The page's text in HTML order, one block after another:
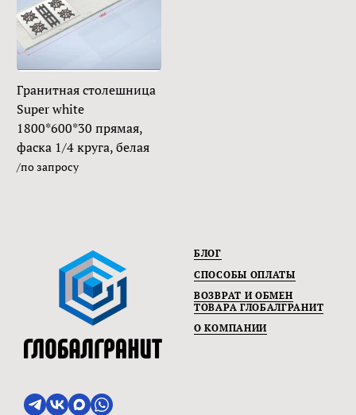
Гранитная столешница
Super white
1800*600*30 прямая,
фаска 1/4 круга, белая
/по запросу
БЛОГ
СПОСОБЫ ОПЛАТЫ
ВОЗВРАТ И ОБМЕН
ТОВАРА ГЛОБАЛГРАНИТ
О КОМПАНИИ